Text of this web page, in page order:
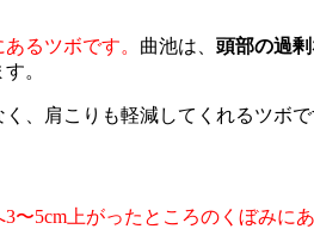
るツボです。 曲池は、 頭部の過
。
、肩こりも軽減してくれるツボで
5cm上がったところのくぼみにあ